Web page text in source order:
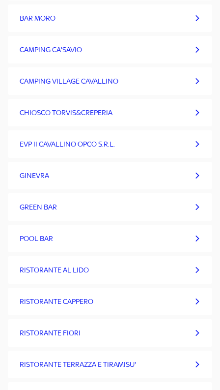
BAR MORO
CAMPING CA'SAVIO
CAMPING VILLAGE CAVALLINO
CHIOSCO TORVIS&CREPERIA
EVP II CAVALLINO OPCO S.R.L.
GINEVRA
GREEN BAR
POOL BAR
RISTORANTE AL LIDO
RISTORANTE CAPPERO
RISTORANTE FIORI
RISTORANTE TERRAZZA E TIRAMISU'